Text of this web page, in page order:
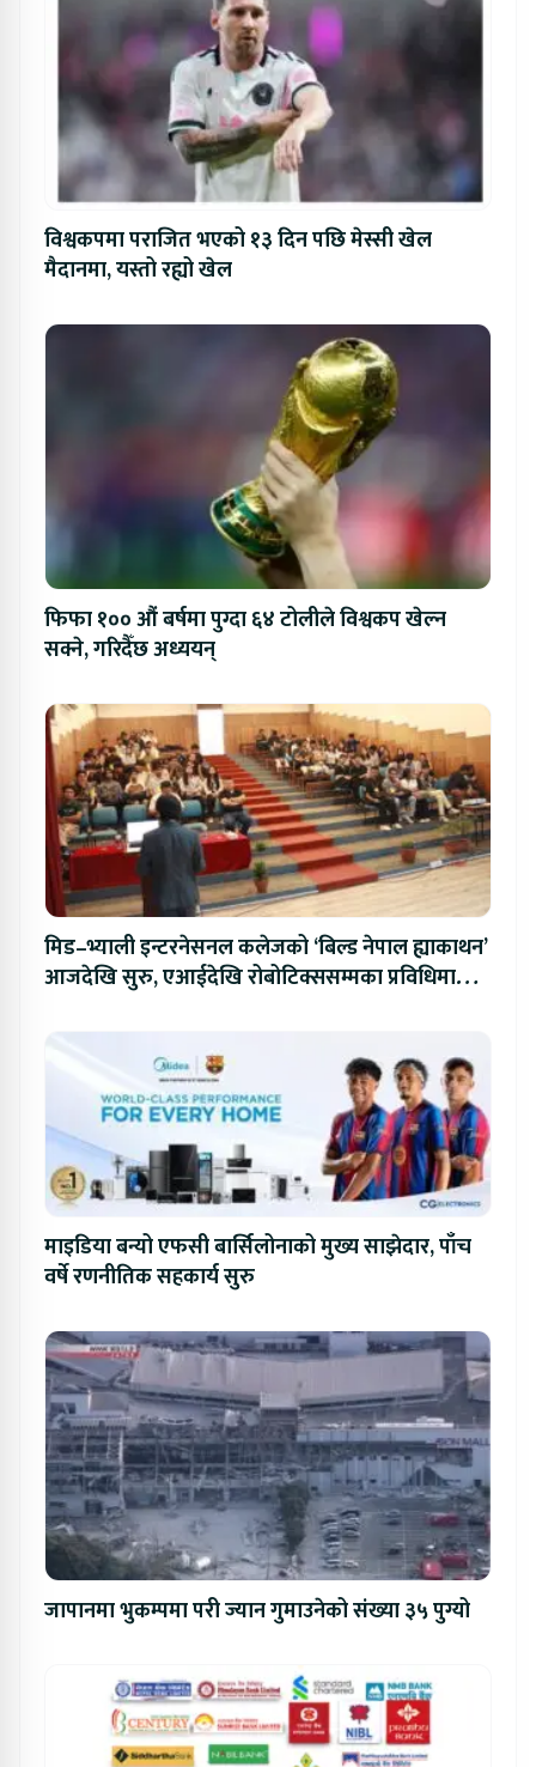
विश्वकपमा पराजित भएको १३ दिन पछि मेस्सी खेल
मैदानमा, यस्तो रह्यो खेल
फिफा १०० औं बर्षमा पुग्दा ६४ टोलीले विश्वकप खेल्न
सक्ने, गरिदैँछ अध्ययन्
मिड–भ्याली इन्टरनेसनल कलेजको ‘बिल्ड नेपाल ह्याकाथन’
आजदेखि सुरु, एआईदेखि रोबोटिक्ससम्मका प्रविधिमा
माइडिया बन्यो एफसी बार्सिलोनाको मुख्य साझेदार, पाँच
वर्षे रणनीतिक सहकार्य सुरु
जापानमा भुकम्पमा परी ज्यान गुमाउनेको संख्या ३५ पुग्यो